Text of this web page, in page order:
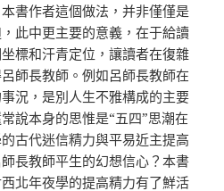
書作者這個做法，并非僅僅是
此中更主要的意義，在于給讀
標和汗青定位，讓讀者在復雜
師長教師。例如呂師長教師在
況，是別人生不雅構成的主要
說本身的思惟是“五四”思潮在
古代迷信精力與平易近主提高
長教師平生的幻想信心？本書
北年夜學的提高精力有了鮮活